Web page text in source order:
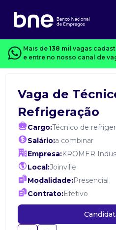
Mais de 138 mil vagas
e entre no nosso canal de
Vaga de
Refrigeração
Cargo:Técnico de
Salário:a combinar
Empresa:KROMER
Local:Joinville
Modalidade:Presencial
Contrato:Efetivo